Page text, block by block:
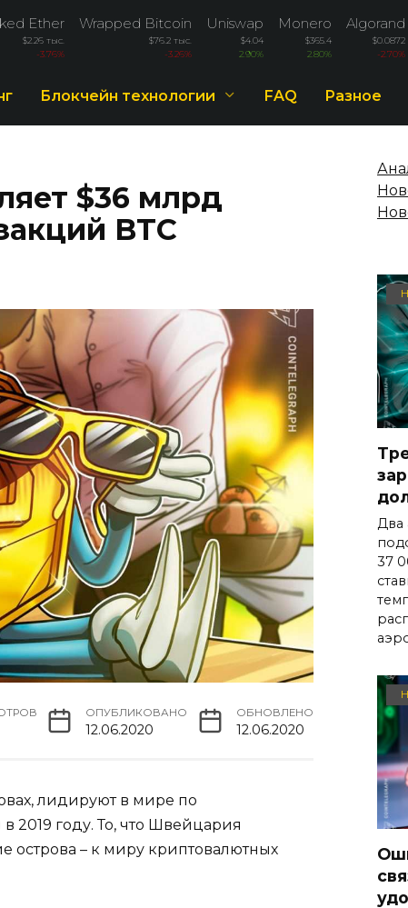
Ether
$2.26 тыс.
-3.76%
Wrapped Bitcoin
$76.2 тыс.
-3.26%
Uniswap
$4.04
2.90%
Monero
$365.4
2.80%
Algorand
$0.0872
-2.70%
Блокчейн технологии FAQ Разное
$36 млрд
BTC
ОПУБЛИКОВАНО
12.06.2020
ОБНОВЛЕНО
12.06.2020
лидируют в мире по
2019 году. То, что Швейцария
острова – к миру криптовалютных
Два
37